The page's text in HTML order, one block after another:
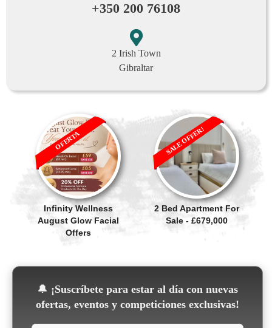
+350 200 76108
2 Irish Town
Gibraltar
Infinity Wellness
August Glow Facial
Offers
OFERTA
2 Bed Apartment For
Sale - £679,000
SALE OFFER!
🔔 ¡Suscríbete para estar al día con nuevas
ofertas, eventos y competiciones exclusivas!